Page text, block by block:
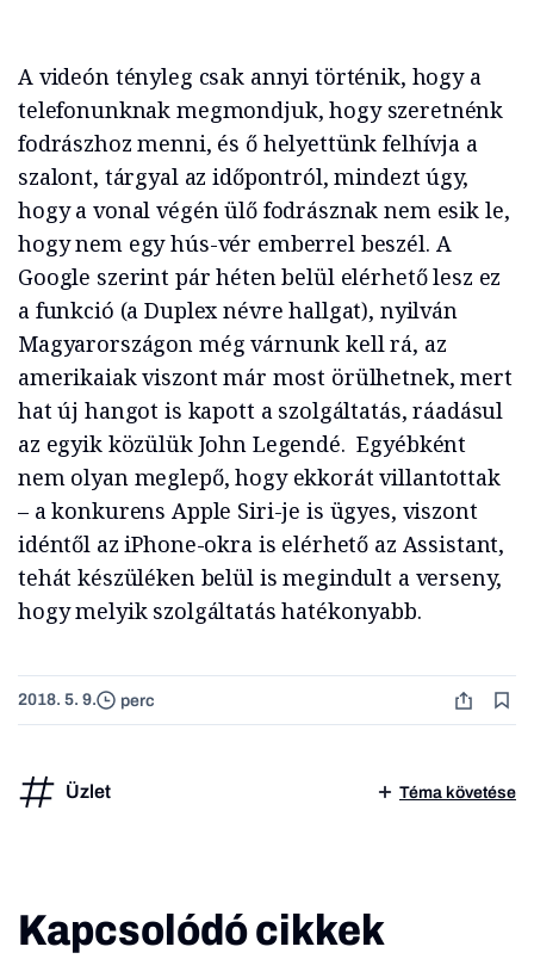
A videón tényleg csak annyi történik, hogy a
telefonunknak megmondjuk, hogy szeretnénk
fodrászhoz menni, és ő helyettünk felhívja a
szalont, tárgyal az időpontról, mindezt úgy,
hogy a vonal végén ülő fodrásznak nem esik le,
hogy nem egy hús-vér emberrel beszél. A
Google szerint pár héten belül elérhető lesz ez
a funkció (a Duplex névre hallgat), nyilván
Magyarországon még várnunk kell rá, az
amerikaiak viszont már most örülhetnek, mert
hat új hangot is kapott a szolgáltatás, ráadásul
az egyik közülük John Legendé. Egyébként
nem olyan meglepő, hogy ekkorát villantottak
– a konkurens Apple Siri-je is ügyes, viszont
idéntől az iPhone-okra is elérhető az Assistant,
tehát készüléken belül is megindult a verseny,
hogy melyik szolgáltatás hatékonyabb.
2018. 5. 9. perc
Üzlet Téma követése
Kapcsolódó cikkek